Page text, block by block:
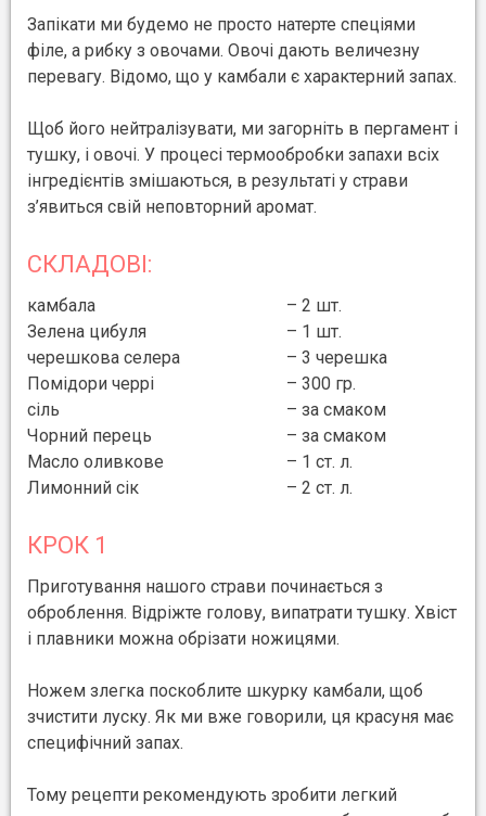
Запікати ми будемо не просто натерте спеціями
філе, а рибку з овочами. Овочі дають величезну
перевагу. Відомо, що у камбали є характерний запах.
Щоб його нейтралізувати, ми загорніть в пергамент і
тушку, і овочі. У процесі термообробки запахи всіх
інгредієнтів змішаються, в результаті у страви
з’явиться свій неповторний аромат.
СКЛАДОВІ:
камбала
– 2 шт.
Зелена цибуля
– 1 шт.
черешкова селера
– 3 черешка
Помідори черрі
– 300 гр.
сіль
– за смаком
Чорний перець
– за смаком
Масло оливкове
– 1 ст. л.
Лимонний сік
– 2 ст. л.
КРОК 1
Приготування нашого страви починається з
оброблення. Відріжте голову, випатрати тушку. Хвіст
і плавники можна обрізати ножицями.
Ножем злегка поскоблите шкурку камбали, щоб
зчистити луску. Як ми вже говорили, ця красуня має
специфічний запах.
Тому рецепти рекомендують зробити легкий